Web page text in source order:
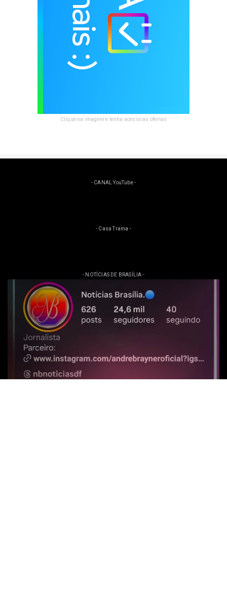
Clique na imagem e tenha acesso as ofertas
- CANAL YouTube -
- Casa Trama -
- NOTÍCIAS DE BRASÍLIA -